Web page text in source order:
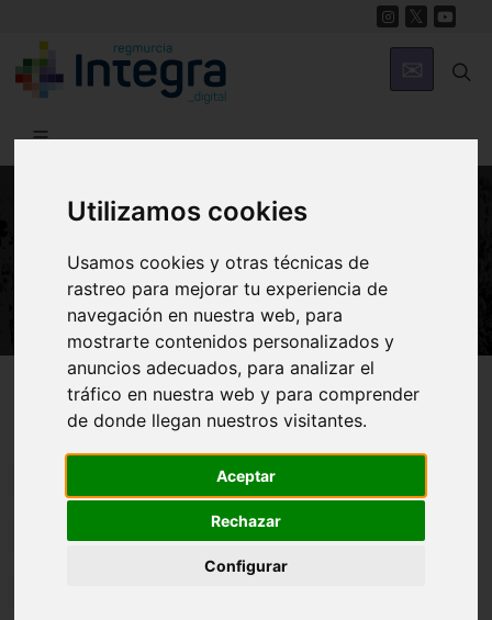
Utilizamos cookies
Usamos cookies y otras técnicas de
rastreo para mejorar tu experiencia de
navegación en nuestra web, para
mostrarte contenidos personalizados y
anuncios adecuados, para analizar el
tráfico en nuestra web y para comprender
de donde llegan nuestros visitantes.
Aceptar
Rechazar
Configurar
Salinas y Arenales de San Pedro
Región de Murcia Digital Naturaleza Espacios Naturales
Relieve
Rutas de corto recorrido